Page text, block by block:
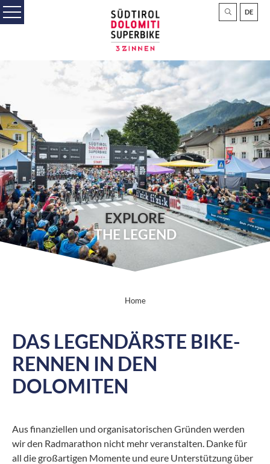
DE
EXPLORE
THE LEGEND
Home
DAS LEGENDÄRSTE BIKE-
RENNEN IN DEN
DOLOMITEN
Aus finanziellen und organisatorischen Gründen werden
wir den Radmarathon nicht mehr veranstalten. Danke für
all die großartigen Momente und eure Unterstützung über